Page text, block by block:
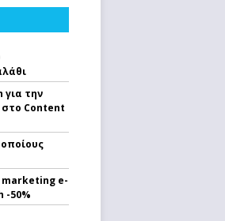
για την
Content
e-
-50%